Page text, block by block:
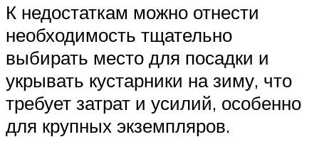
К недостаткам можно отнести
необходимость тщательно
выбирать место для посадки и
укрывать кустарники на зиму, что
требует затрат и усилий, особенно
для крупных экземпляров.